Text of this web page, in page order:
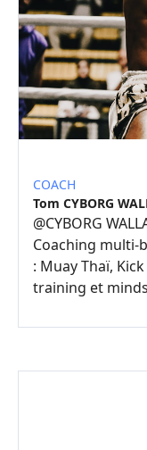
COACH
Tom CYBORG
@CYBORG
Coaching multi-
: Muay Thaï,
training et